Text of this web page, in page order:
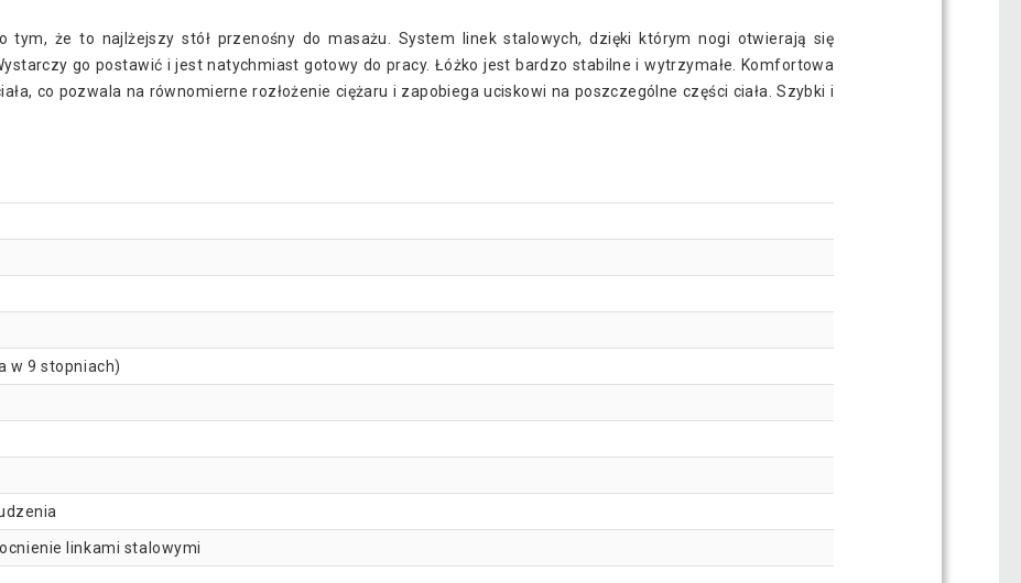
tym, że to najlżejszy stół przenośny do masażu. System linek stalowych, dzięki którym nogi otwierają się
go postawić i jest natychmiast gotowy do pracy. Łóżko jest bardzo stabilne i wytrzymałe. Komfortowa
co pozwala na równomierne rozłożenie ciężaru i zapobiega uciskowi na poszczególne części ciała. Szybki i
w 9 stopniach)
linkami stalowymi